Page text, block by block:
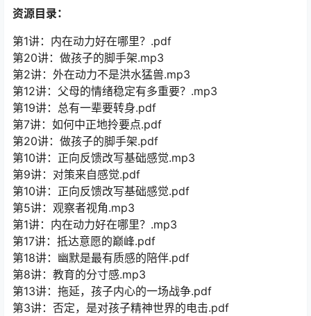
资源目录：
第1讲：内在动力好在哪里？.pdf
第20讲：做孩子的脚手架.mp3
第2讲：外在动力不是洪水猛兽.mp3
第12讲：父母的情绪稳定有多重要？.mp3
第19讲：总有一辈要转身.pdf
第7讲：如何中正地拎要点.pdf
第20讲：做孩子的脚手架.pdf
第10讲：正向反馈改写基础感觉.mp3
第9讲：对策来自感觉.pdf
第10讲：正向反馈改写基础感觉.pdf
第5讲：观察者视角.mp3
第1讲：内在动力好在哪里？.mp3
第17讲：抵达意愿的巅峰.pdf
第18讲：幽默是最有质感的陪伴.pdf
第8讲：教育的分寸感.mp3
第13讲：拖延，孩子内心的一场战争.pdf
第3讲：否定，是对孩子精神世界的电击.pdf